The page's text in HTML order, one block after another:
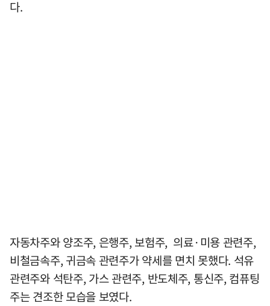
다.
자동차주와 양조주, 은행주, 보험주, 의료·미용 관련주,
비철금속주, 귀금속 관련주가 약세를 면치 못했다. 석유
관련주와 석탄주, 가스 관련주, 반도체주, 통신주, 컴퓨팅
주는 견조한 모습을 보였다.